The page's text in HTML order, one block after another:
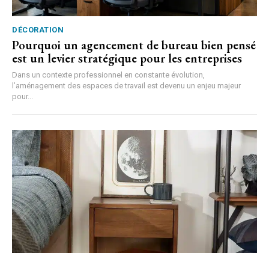
DÉCORATION
Pourquoi un agencement de bureau bien pensé
est un levier stratégique pour les entreprises
Dans un contexte professionnel en constante évolution,
l’aménagement des espaces de travail est devenu un enjeu majeur
pour...